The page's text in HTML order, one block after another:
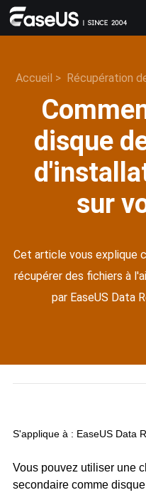
Accueil > Récupération
disque
sur
Cet article vous explique
récupérer des fichiers à
par EaseUS Data
S'applique à : EaseUS Data
Vous pouvez utiliser une
secondaire comme